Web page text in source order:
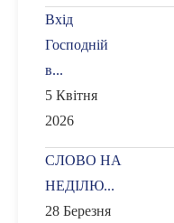
Вхід
Господній
в...
5 Квітня
2026
СЛОВО НА
НЕДІЛЮ...
28 Березня